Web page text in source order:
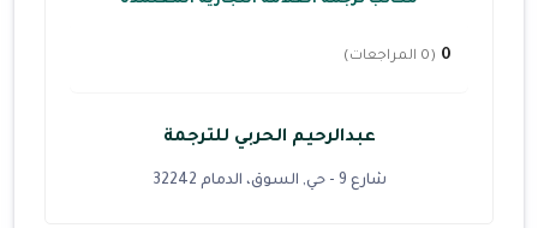
0 (0 المراجعات)
عبدالرحيم الحربي للترجمة
شارع 9 - حي, السوق، الدمام 32242